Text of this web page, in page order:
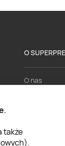
także
O
O nas